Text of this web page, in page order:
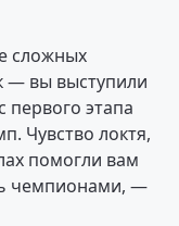
сложных
— вы выступили
первого этапа
Чувство локтя,
помогли вам
чемпионами, —